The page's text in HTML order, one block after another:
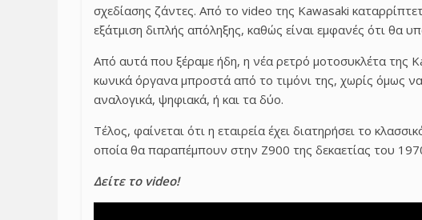
σχεδίασης ζάντες. Από το video της Kawasaki
εξάτμιση διπλής απόληξης, καθώς είναι εμφανές ότι θα
Από αυτά που ξέραμε ήδη, η νέα ρετρό μοτοσυκλέτα της
κωνικά όργανα μπροστά από το τιμόνι της, χωρίς όμως
αναλογικά, ψηφιακά, ή και τα δύο.
Τέλος, φαίνεται ότι η εταιρεία έχει διατηρήσει το
οποία θα παραπέμπουν στην Z900 της δεκαετίας του
Δείτε το video!